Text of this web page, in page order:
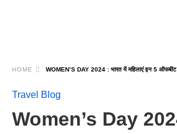
HOME WOMEN’S DAY 2024 : भारत में महिलाएं इन 5
Travel Blog
Women’s Day